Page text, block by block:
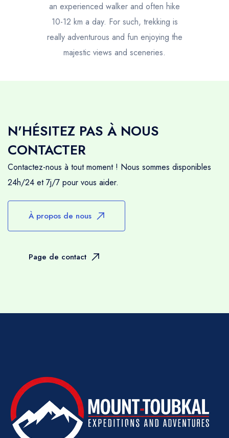
an experienced walker and often hike
10-12 km a day. For such, trekking is
really adventurous and fun enjoying the
majestic views and sceneries.
N'HÉSITEZ PAS À NOUS
CONTACTER
Contactez-nous à tout moment ! Nous sommes disponibles
24h/24 et 7j/7 pour vous aider.
À propos de nous
Page de contact